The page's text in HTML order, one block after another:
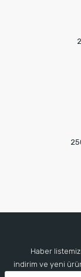
Haber
indirim ve yeni